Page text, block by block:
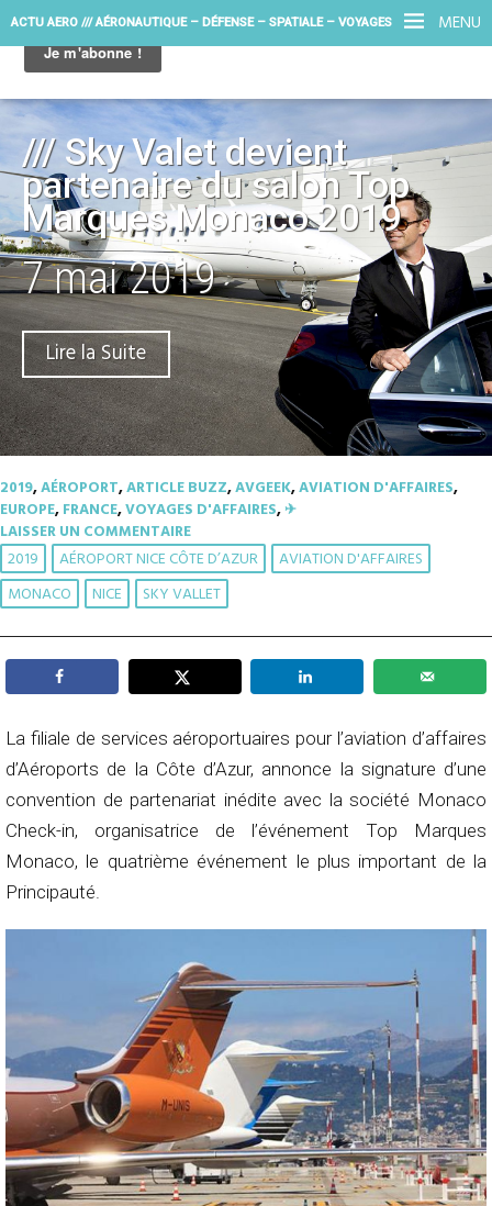
MENU
ACTU AERO /// AÉRONAUTIQUE – DÉFENSE – SPATIALE – VOYAGES
/// Sky Valet devient
partenaire du salon Top
Marques Monaco 2019
7 mai 2019
Lire la Suite
2019,AÉROPORT,ARTICLE BUZZ,AVGEEK,AVIATION D'AFFAIRES,
EUROPE,FRANCE,VOYAGES D'AFFAIRES,✈︎
LAISSER UN COMMENTAIRE
2019 AÉROPORT NICE CÔTE D’AZUR
AVIATION D'AFFAIRES
MONACO
NICE SKY VALLET
La filiale de services aéroportuaires pour l’aviation d’affaires
d’Aéroports de la Côte d’Azur, annonce la signature d’une
convention de partenariat inédite avec la société Monaco
Check-in, organisatrice de l’événement Top Marques
Monaco, le quatrième événement le plus important de la
Principauté.